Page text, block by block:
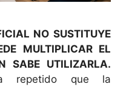
NO SUSTITUYE
MULTIPLICAR EL
SABE UTILIZARLA.
repetido que la